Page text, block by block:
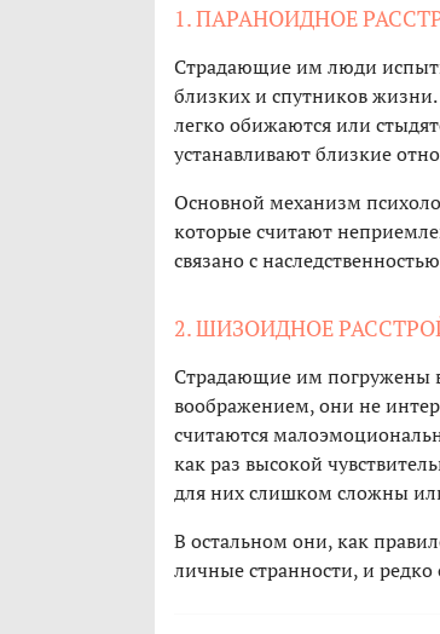
1. ПАРАНОИДНОЕ
Страдающие им люди
близких и спутников
легко обижаются или
устанавливают близкие
Основной механизм
которые считают
связано с
2. ШИЗОИДНОЕ
Страдающие им погружены в
воображением, они не
считаются
как раз высокой
для них слишком сложны
В остальном они, как
личные странности, и